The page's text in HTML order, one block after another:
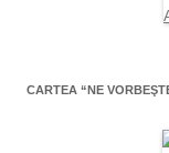
CARTEA “NE